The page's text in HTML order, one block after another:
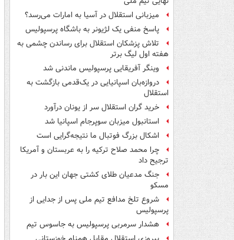
میزبانی استقلال در آسیا به امارات می‌رسد؟
پاسخ منفی یک لژیونر به باشگاه پرسپولیس
تلاش پزشکان استقلال برای رساندن چشمی به
هفته اول لیگ برتر
وینگر آفریقایی پرسپولیس ماندنی شد
دروازه‌بان اسپانیایی در یک‌قدمی بازگشت به
استقلال
خرید گران استقلال سر از یونان درآورد
استانبول میزبان سوپرجام اسپانیا شد
اشکال بزرگ فوتبال ما نتیجه‌گرایی است
چرا محمد صلاح ترکیه را به عربستان و آمریکا
ترجیح داد
جنگ مدعیان طلای کشتی جهان این بار در
مسکو
شروع تلخ مدافع تیم ملی پس از جدایی از
پرسپولیس
هشدار سرمربی پرسپولیس به جاسوس تیم